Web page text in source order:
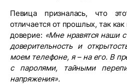
Певица призналась, что
отличается от прошлых, так
доверие: «Мне нравятся наши
доверительность и
моем телефоне, я – на его. В
с паролями, тайными
напряжения».